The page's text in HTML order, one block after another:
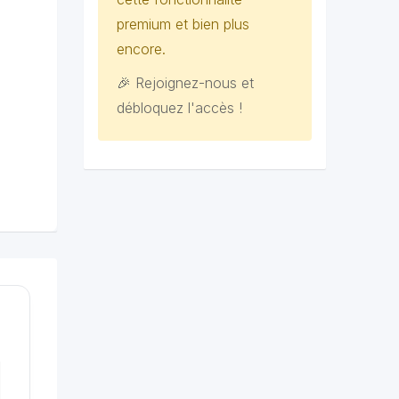
premium et bien plus
encore.
🎉 Rejoignez-nous et
débloquez l'accès !